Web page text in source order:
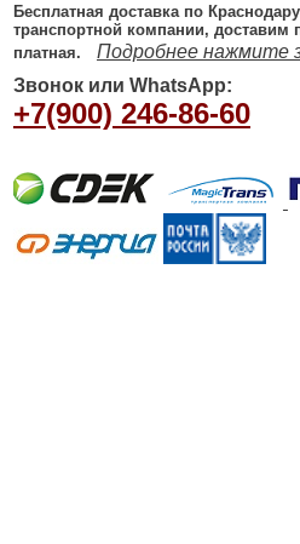
Бесплатная доставка по
транспортной компании,
платная.
Подробнее нажмите
Звонок или WhatsApp:
+7(900) 246-86-60